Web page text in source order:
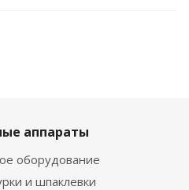
аппараты
оборудование
и шпаклевки